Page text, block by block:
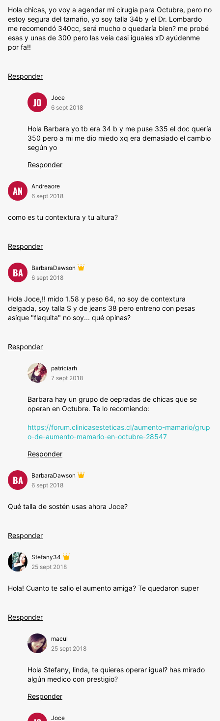
Hola chicas, yo voy a agendar mi cirugía para Octubre, pero no
estoy segura del tamaño, yo soy talla 34b y el Dr. Lombardo
me recomendó 340cc, será mucho o quedaría bien? me probé
esas y unas de 300 pero las veía casi iguales xD ayúdenme
por fa!!
Responder
JO
Joce
6 sept 2018
Hola Barbara yo tb era 34 b y me puse 335 el doc quería
350 pero a mi me dio miedo xq era demasiado el cambio
según yo
Responder
AN
Andreaore
6 sept 2018
como es tu contextura y tu altura?
Responder
BA
BarbaraDawson
6 sept 2018
Hola Joce,!! mido 1.58 y peso 64, no soy de contextura
delgada, soy talla S y de jeans 38 pero entreno con pesas
asíque "flaquita" no soy... qué opinas?
Responder
patriciarh
7 sept 2018
Barbara hay un grupo de oepradas de chicas que se
operan en Octubre. Te lo recomiendo:
https://forum.clinicasesteticas.cl/aumento-mamario/grup
o-de-aumento-mamario-en-octubre-28547
Responder
BA
BarbaraDawson
6 sept 2018
Qué talla de sostén usas ahora Joce?
Responder
Stefany34
25 sept 2018
Hola! Cuanto te salio el aumento amiga? Te quedaron super
Responder
macul
25 sept 2018
Hola Stefany, linda, te quieres operar igual? has mirado
algún medico con prestigio?
Responder
Joce